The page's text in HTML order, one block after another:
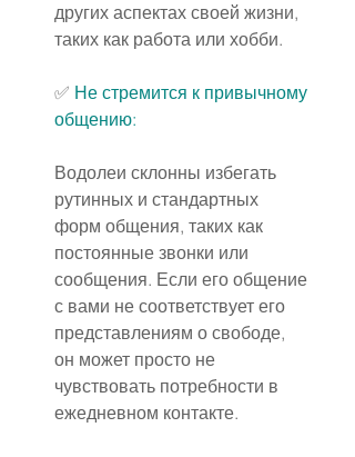
других аспектах своей жизни,
таких как работа или хобби.
✅ Не стремится к привычному
общению:
Водолеи склонны избегать
рутинных и стандартных
форм общения, таких как
постоянные звонки или
сообщения. Если его общение
с вами не соответствует его
представлениям о свободе,
он может просто не
чувствовать потребности в
ежедневном контакте.